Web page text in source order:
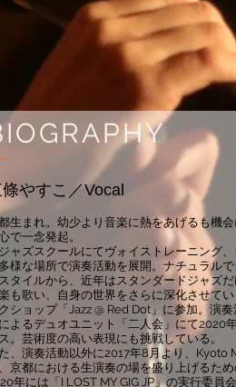
やすこ／Vocal
生まれ。幼少より音楽に熱をあげるも機
で一念発起。
ャズスクールにてヴォイストレーニング
様な場所で演奏活動を展開。ナチュラル
タイルから、近年はスタンダードジャズ
も歌い、自身の世界をさらに深化させて
ショップ「Jazz @ Red Dot」に参加。演
よるデュオユニット「二人会」にて2020
。芸術度の高い表現にも挑戦している。
、演奏活動以外に2017年8月より、
京都における生演奏の場を盛り上げるた
年には「I LOST MY GIG JP」の実行委員